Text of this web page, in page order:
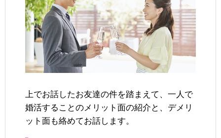
上でお話したお友達の件を踏まえて、一人で
婚活することのメリット面の紹介と、デメリ
ット面も絡めてお話します。